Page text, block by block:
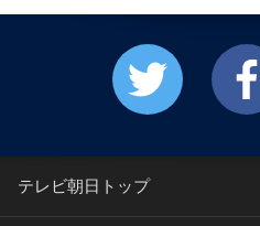
テレビ朝日トップ